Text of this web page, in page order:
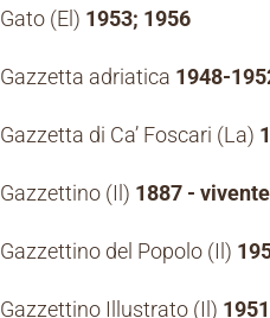
Gato (El) 1953; 1956
Gazzetta adriatica 1948-
Gazzetta di Ca’ Foscari (La)
Gazzettino (Il) 1887 - vivente
Gazzettino del Popolo (Il)
Gazzettino Illustrato (Il)